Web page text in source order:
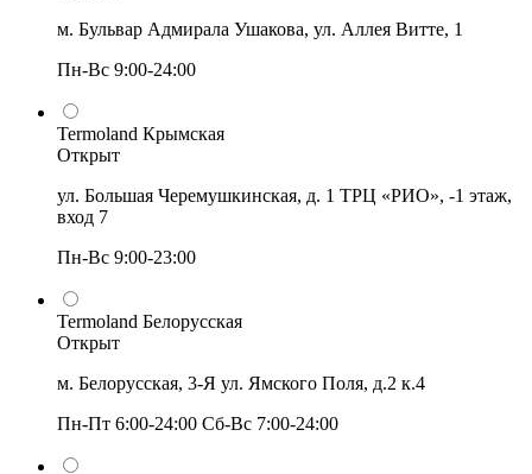
м. Бульвар Адмирала Ушакова, ул. Аллея Витте, 1
Пн-Вс 9:00-24:00
Termoland Крымская
Открыт
ул. Большая Черемушкинская, д. 1 ТРЦ «РИО», -1 этаж,
вход 7
Пн-Вс 9:00-23:00
Termoland Белорусская
Открыт
м. Белорусская, 3-Я ул. Ямского Поля, д.2 к.4
Пн-Пт 6:00-24:00 Сб-Вс 7:00-24:00